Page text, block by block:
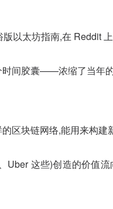
以太坊指南,在 Reddit
间胶囊——浓缩了当年
区块链网络,能用来构建
Uber 这些)创造的价值